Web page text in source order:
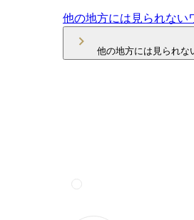
他の地方には見られない
他の地方には見られな